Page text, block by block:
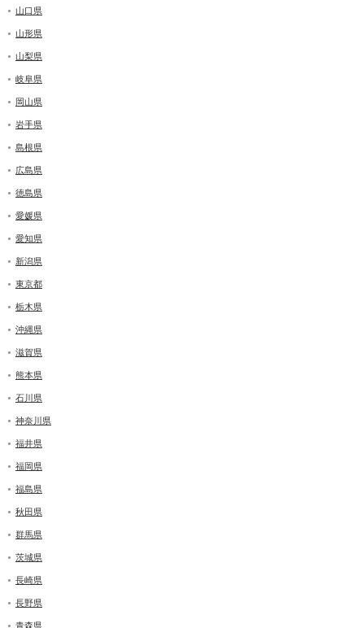
山口県
山形県
山梨県
岐阜県
岡山県
岩手県
島根県
広島県
徳島県
愛媛県
愛知県
新潟県
東京都
栃木県
沖縄県
滋賀県
熊本県
石川県
神奈川県
福井県
福岡県
福島県
秋田県
群馬県
茨城県
長崎県
長野県
青森県